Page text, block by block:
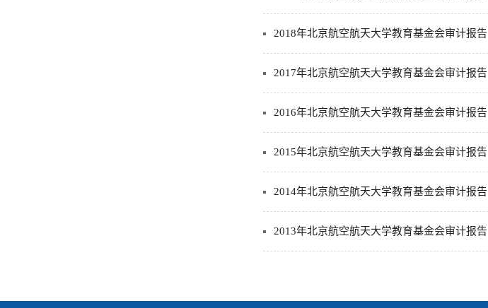
2018年北京航空航天大学教育基金会审计报告
2017年北京航空航天大学教育基金会审计报告
2016年北京航空航天大学教育基金会审计报告
2015年北京航空航天大学教育基金会审计报告
2014年北京航空航天大学教育基金会审计报告
2013年北京航空航天大学教育基金会审计报告